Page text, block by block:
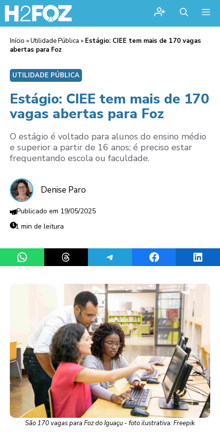
Início »Utilidade Pública » Estágio: CIEE tem mais de 170 vagas
abertas para Foz
UTILIDADE PÚBLICA
Estágio: CIEE tem mais de 170
vagas abertas para Foz
O estágio é voltado para alunos do ensino médio
e superior a partir de 16 anos; é preciso estar
frequentando escola ou faculdade.
Denise Paro
19/05/2025
1 min de leitura
Share on WhatsAppShare on ThreadsShare on TelegramShare on Facebook
São 170 vagas para Foz do Iguaçu - foto ilustrativa: Freepik